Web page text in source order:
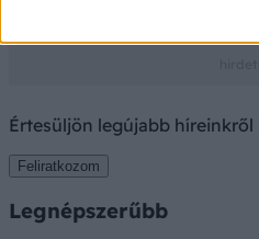
Értesüljön legújabb
Feliratkozom
Legnépszerűbb